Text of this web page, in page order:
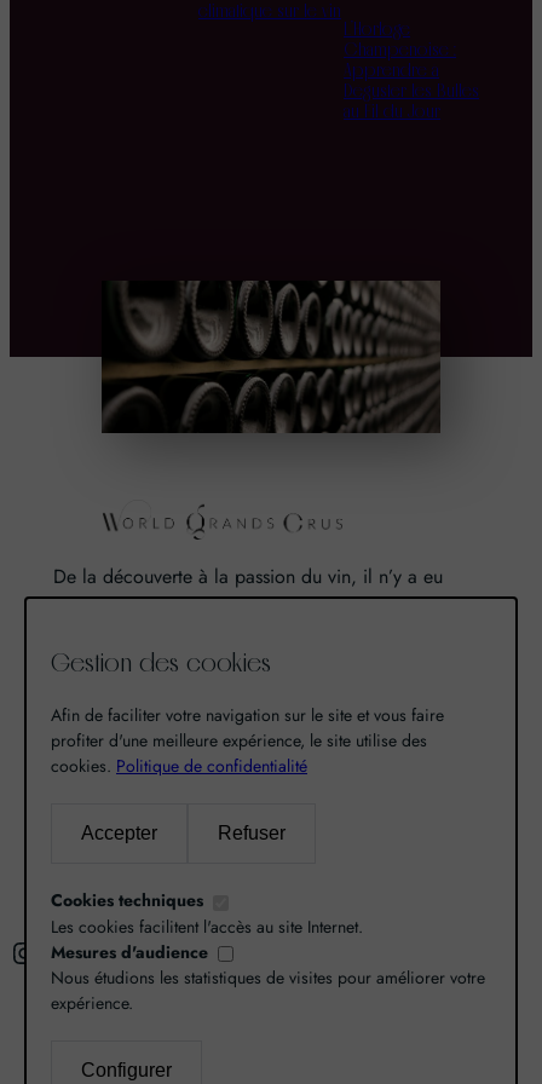
climatique sur le vin
L’Horloge
Champenoise :
Apprendre à
Déguster les Bulles
au Fil du Jour
De la découverte à la passion du vin, il n’y a eu
qu’un pas. Un pas que nous avons franchi en faisant
là est né World Grands Crus avec pour mission de
nos terroirs.
Recherche
c
Instagram X
L’abus d’alcool est dangereux pour la santé,
Gestion des cookies
Afin de faciliter votre navigation sur le site et vous faire
profiter d'une meilleure expérience, le site utilise des
cookies. Politique de confidentialité
Accepter Refuser
Cookies techniques
Les cookies facilitent l'accès au site Internet.
Mesures d'audience
Nous étudions les statistiques de visites pour améliorer votre
expérience.
Configurer